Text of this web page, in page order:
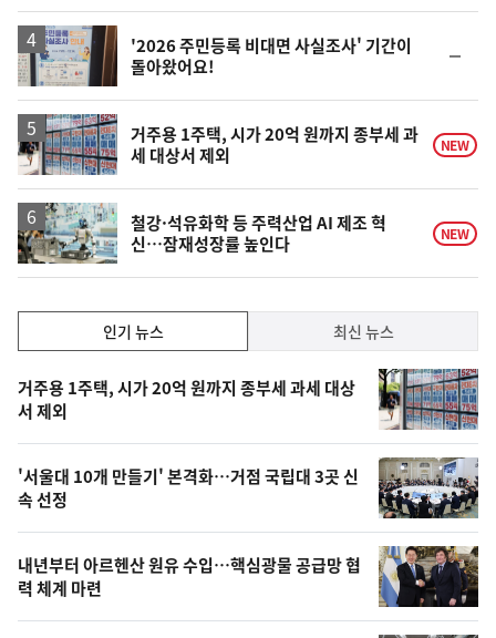
'2026 주민등록 비대면 사실조사' 기간이
돌아왔어요!
일
거주용 1주택, 시가 20억 원까지 종부세 과
세 대상서 제외
NEW
철강·석유화학 등 주력산업 AI 제조 혁
신…잠재성장률 높인다
NEW
기,
최
신,
오
늘
의
영
상
인기 뉴스 최신 뉴스
기
뉴
스
거주용 1주택, 시가 20억 원까지 종부세 과세 대상
서 제외
'서울대 10개 만들기' 본격화…거점 국립대 3곳 신
속 선정
내년부터 아르헨산 원유 수입…핵심광물 공급망 협
력 체계 마련